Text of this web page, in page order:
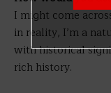
I might come
in reality, I’m a
with historical
rich history.